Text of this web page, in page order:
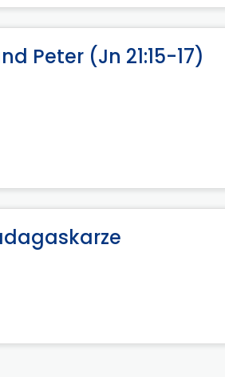
Peter (Jn 21:15-17)